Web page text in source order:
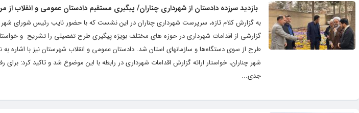
بازدید سرزده دادستان از شهرداری چناران/ پیگیری مستقیم دادستان عمومی و انقلاب از
به گزارش کلام تازه، سرپرست شهرداری چناران در این نشست که با حضور نایب رئیس شورای
گزارشی از اقدامات شهرداری در حوزه های مختلف بویژه پیگیری طرح تفصیلی را تشریح و
طرح از سوی دستگاه‌ها و سازمانهای استان شد. دادستان عمومی و انقلاب شهرستان نیز با
شهر چناران، خواستار ارائه گزارش اقدامات شهرداری در رابطه با این موضوع شد و تاکید کرد:
جدی...